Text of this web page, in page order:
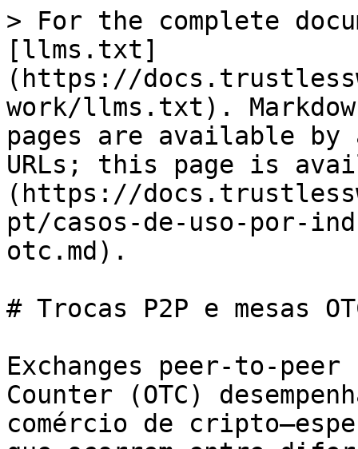
> For the complete
[llms.txt]
(https://
work/llms.txt).
pages are available by
URLs; this page is
(https://
pt/casos-de-uso-por-
otc.md).
# Trocas P2P e mesas
Exchanges peer-to-
Counter (OTC)
comércio de